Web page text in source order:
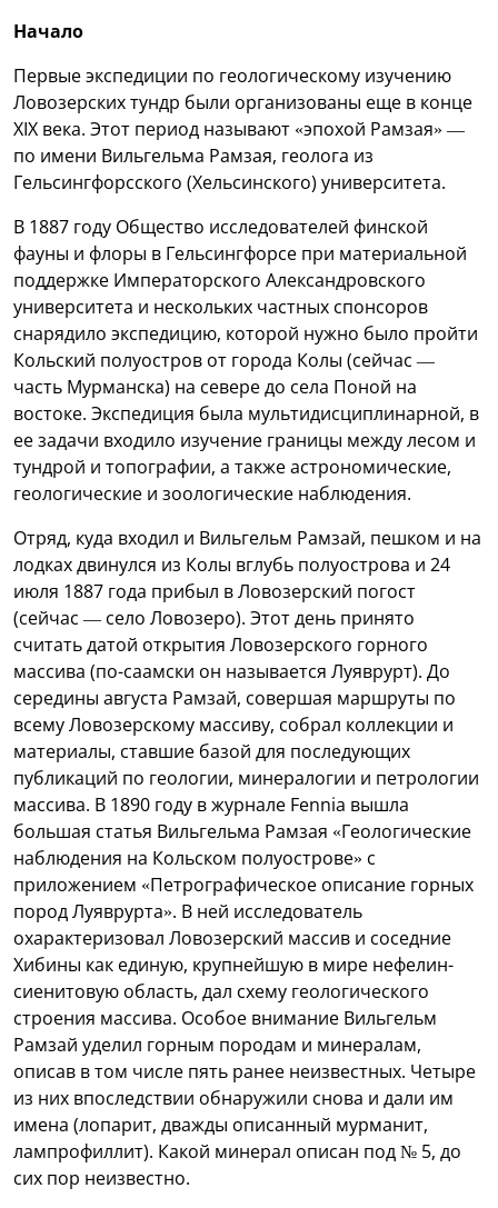
Начало
Первые экспедиции по геологическому изучению
Ловозерских тундр были организованы еще в конце
XIX века. Этот период называют «эпохой Рамзая» —
по имени Вильгельма Рамзая, геолога из
Гельсингфорсского (Хельсинского) университета.
В 1887 году Общество исследователей финской
фауны и флоры в Гельсингфорсе при материальной
поддержке Императорского Александровского
университета и нескольких частных спонсоров
снарядило экспедицию, которой нужно было пройти
Кольский полуостров от города Колы (сейчас —
часть Мурманска) на севере до села Поной на
востоке. Экспедиция была мультидисциплинарной, в
ее задачи входило изучение границы между лесом и
тундрой и топографии, а также астрономические,
геологические и зоологические наблюдения.
Отряд, куда входил и Вильгельм Рамзай, пешком и на
лодках двинулся из Колы вглубь полуострова и 24
июля 1887 года прибыл в Ловозерский погост
(сейчас — село Ловозеро). Этот день принято
считать датой открытия Ловозерского горного
массива (по-саамски он называется Луяврурт). До
середины августа Рамзай, совершая маршруты по
всему Ловозерскому массиву, собрал коллекции и
материалы, ставшие базой для последующих
публикаций по геологии, минералогии и петрологии
массива. В 1890 году в журнале Fennia вышла
большая статья Вильгельма Рамзая «Геологические
наблюдения на Кольском полуострове» с
приложением «Петрографическое описание горных
пород Луяврурта». В ней исследователь
охарактеризовал Ловозерский массив и соседние
Хибины как единую, крупнейшую в мире нефелин-
сиенитовую область, дал схему геологического
строения массива. Особое внимание Вильгельм
Рамзай уделил горным породам и минералам,
описав в том числе пять ранее неизвестных. Четыре
из них впоследствии обнаружили снова и дали им
имена (лопарит, дважды описанный мурманит,
лампрофиллит). Какой минерал описан под № 5, до
сих пор неизвестно.